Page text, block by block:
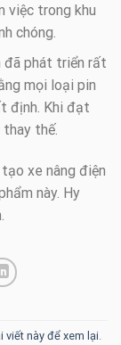
việc trong khu
chóng.
đã phát triển rất
mọi loại pin
định. Khi đạt
thay thế.
xe nâng điện
này. Hy
viết này để xem lại